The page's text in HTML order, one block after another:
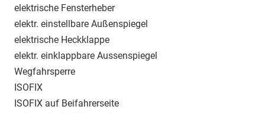
elektrische Fensterheber
elektr. einstellbare Außenspiegel
elektrische Heckklappe
elektr. einklappbare Aussenspiegel
Wegfahrsperre
ISOFIX
ISOFIX auf Beifahrerseite